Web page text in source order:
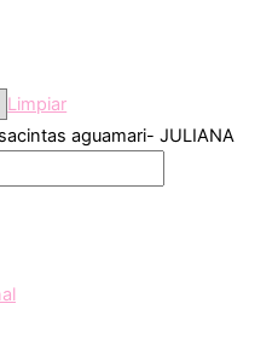
Limpiar
aguamari- JULIANA